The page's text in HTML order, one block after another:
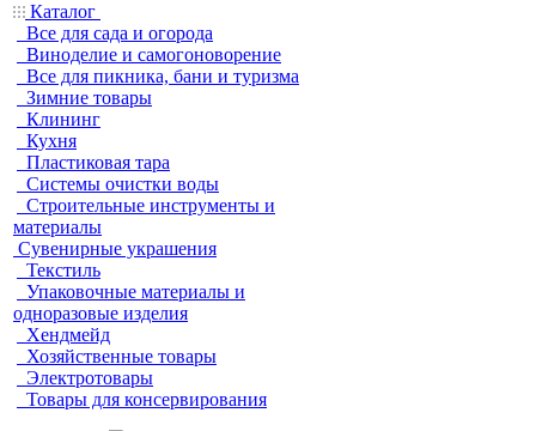
Каталог
Все для сада и огорода
Виноделие и самогоноворение
Все для пикника, бани и туризма
Зимние товары
Клининг
Кухня
Пластиковая тара
Системы очистки воды
Строительные инструменты и
материалы
Сувенирные украшения
Текстиль
Упаковочные материалы и
одноразовые изделия
Хендмейд
Хозяйственные товары
Электротовары
Товары для консервирования